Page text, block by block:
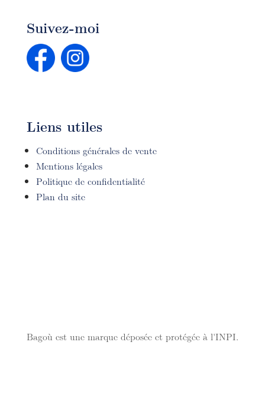
Suivez-moi
Liens utiles
Conditions générales de vente
Mentions légales
Politique de confidentialité
Plan du site
Bagoù est une marque déposée et protégée à l'INPI.